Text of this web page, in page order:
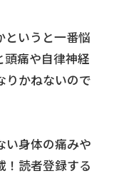
というと一番悩
頭痛や自律神経
りかねないので
い身体の痛みや
！読者登録する